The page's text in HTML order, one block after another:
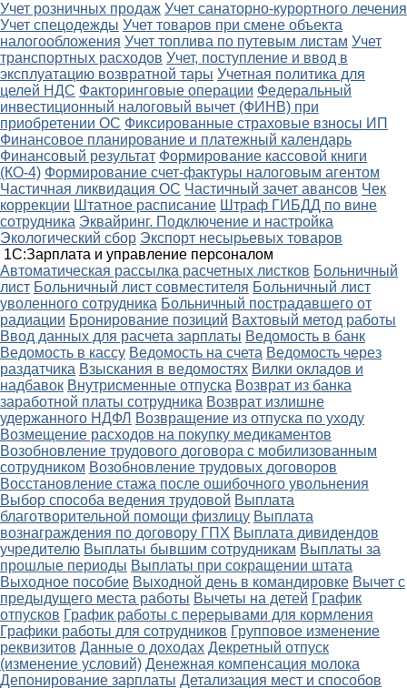
Учет розничных продаж Учет санаторно-курортного лечения
Учет спецодежды Учет товаров при смене объекта
налогообложения Учет топлива по путевым листам Учет
транспортных расходов Учет, поступление и ввод в
эксплуатацию возвратной тары Учетная политика для
целей НДС Факторинговые операции Федеральный
инвестиционный налоговый вычет (ФИНВ) при
приобретении ОС Фиксированные страховые взносы ИП
Финансовое планирование и платежный календарь
Финансовый результат Формирование кассовой книги
(КО-4) Формирование счет-фактуры налоговым агентом
Частичная ликвидация ОС Частичный зачет авансов Чек
коррекции Штатное расписание Штраф ГИБДД по вине
сотрудника Эквайринг. Подключение и настройка
Экологический сбор Экспорт несырьевых товаров
1С:Зарплата и управление персоналом
Автоматическая рассылка расчетных листков Больничный
лист Больничный лист совместителя Больничный лист
уволенного сотрудника Больничный пострадавшего от
радиации Бронирование позиций Вахтовый метод работы
Ввод данных для расчета зарплаты Ведомость в банк
Ведомость в кассу Ведомость на счета Ведомость через
раздатчика Взыскания в ведомостях Вилки окладов и
надбавок Внутрисменные отпуска Возврат из банка
заработной платы сотрудника Возврат излишне
удержанного НДФЛ Возвращение из отпуска по уходу
Возмещение расходов на покупку медикаментов
Возобновление трудового договора с мобилизованным
сотрудником Возобновление трудовых договоров
Восстановление стажа после ошибочного увольнения
Выбор способа ведения трудовой Выплата
благотворительной помощи физлицу Выплата
вознаграждения по договору ГПХ Выплата дивидендов
учредителю Выплаты бывшим сотрудникам Выплаты за
прошлые периоды Выплаты при сокращении штата
Выходное пособие Выходной день в командировке Вычет с
предыдущего места работы Вычеты на детей График
отпусков График работы с перерывами для кормления
Графики работы для сотрудников Групповое изменение
реквизитов Данные о доходах Декретный отпуск
(изменение условий) Денежная компенсация молока
Депонирование зарплаты Детализация мест и способов